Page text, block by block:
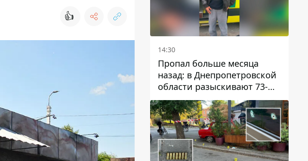
👍
14:30
Пропал больше месяца
назад: в Днепропетровской
области разыскивают 73-
летнего мужчину